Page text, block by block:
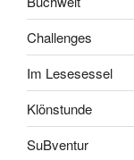
Challenges
Im Lesesessel
Klönstunde
SuBventur